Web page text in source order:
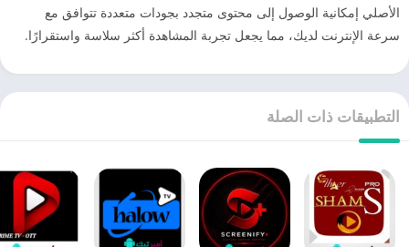
الأصلي إمكانية الوصول إلى محتوى متجدد بجودات متعددة تتوافق مع
سرعة الإنترنت لديك، مما يجعل تجربة المشاهدة أكثر سلاسة واستقرارًا.
التطبيقات ذات الصلة